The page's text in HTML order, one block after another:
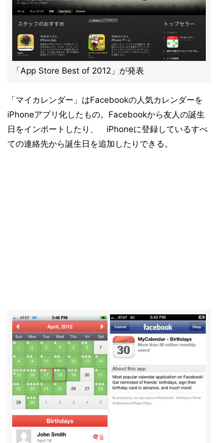
「App Store Best of 2012」が発表
「マイカレンダー」はFacebookの人気カレンダーを
iPhoneアプリ化したもの。Facebookから友人の誕生
日をインポートしたり、 iPhoneに登録しているすべ
ての連絡先から誕生日を追加したりできる。